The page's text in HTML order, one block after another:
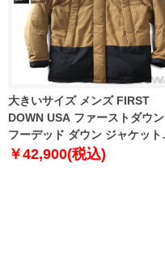
大きいサイズ メンズ FIRST
DOWN USA ファーストダウン
フーデッド ダウン ジャケット
f542053
￥42,900(税込)